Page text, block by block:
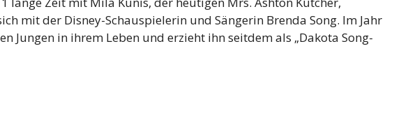
mit der Disney-Schauspielerin und Sängerin Brenda Song. Im Jahr
Jungen in ihrem Leben und erzieht ihn seitdem als „Dakota Song-